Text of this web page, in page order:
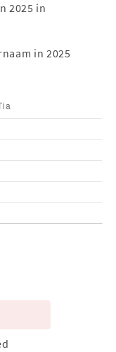
2025 in
in 2025